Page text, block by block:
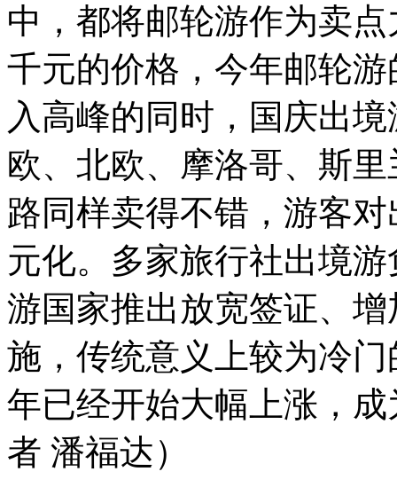
中，都将邮轮游作为卖
千元的价格，今年邮轮
入高峰的同时，国庆出
欧、北欧、摩洛哥、斯
路同样卖得不错，游客
元化。多家旅行社出境
游国家推出放宽签证、
施，传统意义上较为冷
年已经开始大幅上涨，
者 潘福达）